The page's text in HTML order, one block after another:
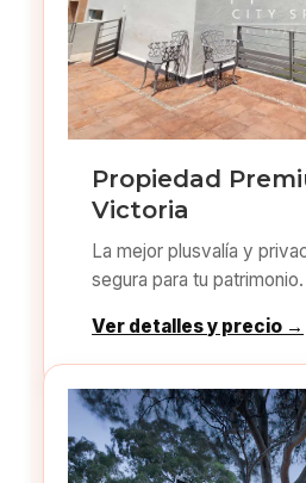
Propiedad
Victoria
La mejor plusvalía y
segura para tu patrimonio.
Ver detalles y precio →